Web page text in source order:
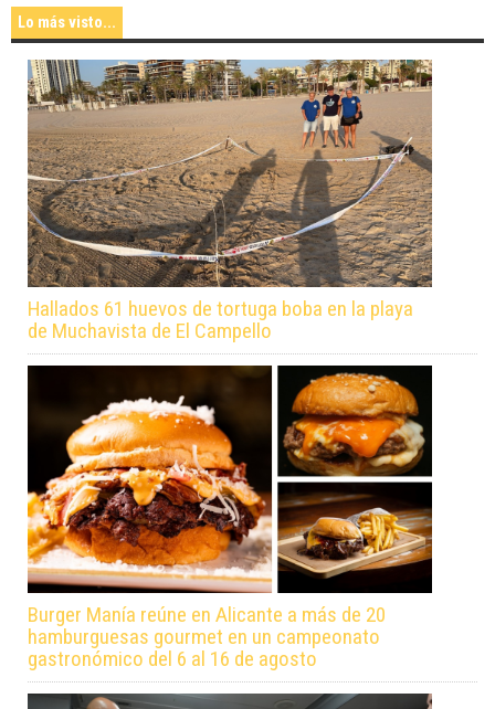
Lo más visto...
Hallados 61 huevos de tortuga boba en la playa
de Muchavista de El Campello
Burger Manía reúne en Alicante a más de 20
hamburguesas gourmet en un campeonato
gastronómico del 6 al 16 de agosto